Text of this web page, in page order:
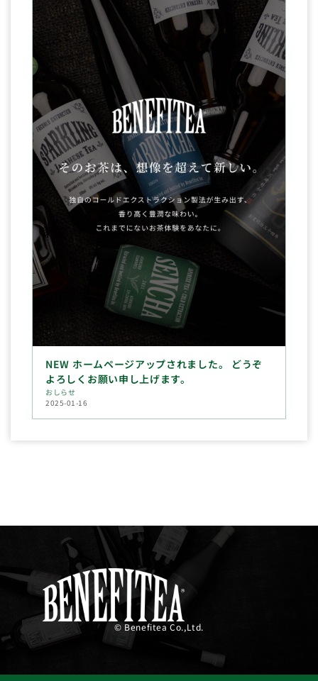
NEW ホームページアップされました。 どうぞ
よろしくお願い申し上げます。
おしらせ
2025-01-16
© Benefitea Co.,Ltd.